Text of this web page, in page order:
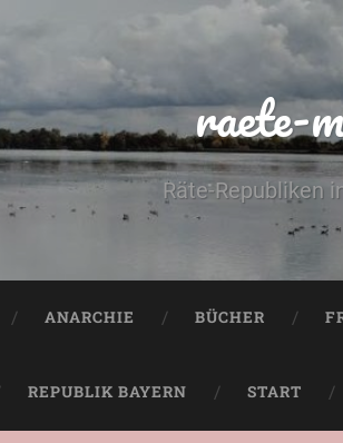
raete-
Räte-Republiken
ANARCHIE BÜCHER
REPUBLIK BAYERN START